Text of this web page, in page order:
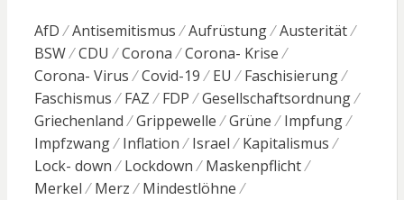
AfD Antisemitismus Aufrüstung
Austerität
BSW
CDU Corona
Corona- Krise
Corona- Virus
Covid-19 EU
Faschisierung
Faschismus
FAZ FDP
Gesellschaftsordnung
Griechenland
Grippewelle Grüne
Impfung
Impfzwang
Inflation Israel
Kapitalismus
Lock- down
Lockdown
Maskenpflicht
Merkel
Merz
Mindestlöhne